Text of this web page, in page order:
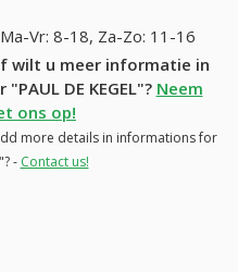
Ma-Vr: 8-18, Za-Zo: 11-16
wilt u meer informatie in
DE KEGEL"? Neem
ons op!
more details in informations for
- Contact us!